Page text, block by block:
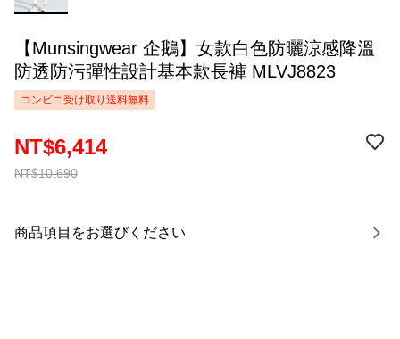
【Munsingwear 企鵝】女款白色防曬涼感降溫
防透防污彈性設計基本款長褲 MLVJ8823
コンビニ受け取り送料無料
NT$10,690
NT$6,414
商品項目をお選びください